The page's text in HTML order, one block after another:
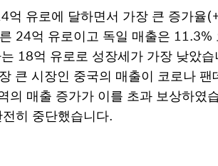
억 유로에 달하면서 가장 큰 증가율
24억 유로이고 독일 매출은
18억 유로로 성장세가 가장 낮았
큰 시장인 중국의 매출이 코로나
의 매출 증가가 이를 초과 보상하였
히 중단했습니다.